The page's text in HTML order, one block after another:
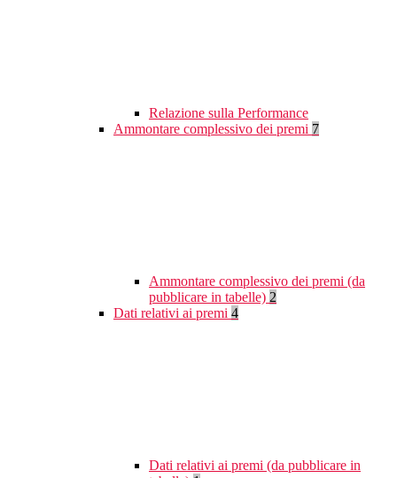
Relazione sulla Performance
Ammontare complessivo dei premi 7
Ammontare complessivo dei premi (da
pubblicare in tabelle) 2
Dati relativi ai premi 4
Dati relativi ai premi (da pubblicare in